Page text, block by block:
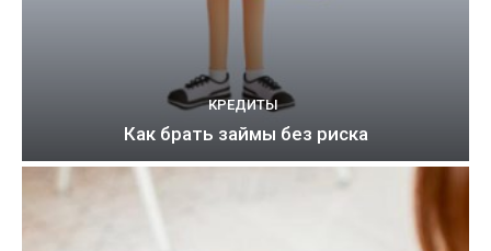
КРЕДИТЫ
Как брать займы без риска